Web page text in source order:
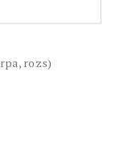
rozs)